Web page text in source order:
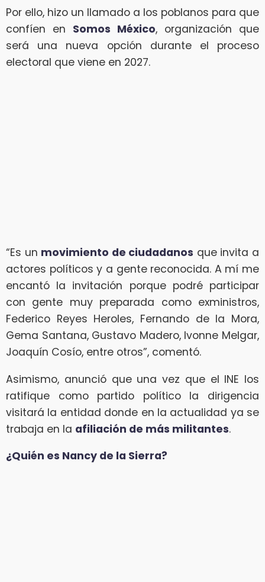
Por ello, hizo un llamado a los poblanos para que
confíen en Somos México, organización que
será una nueva opción durante el proceso
electoral que viene en 2027.
“Es un movimiento de ciudadanos que invita a
actores políticos y a gente reconocida. A mí me
encantó la invitación porque podré participar
con gente muy preparada como exministros,
Federico Reyes Heroles, Fernando de la Mora,
Gema Santana, Gustavo Madero, Ivonne Melgar,
Joaquín Cosío, entre otros”, comentó.
Asimismo, anunció que una vez que el INE los
ratifique como partido político la dirigencia
visitará la entidad donde en la actualidad ya se
trabaja en la afiliación de más militantes.
¿Quién es Nancy de la Sierra?